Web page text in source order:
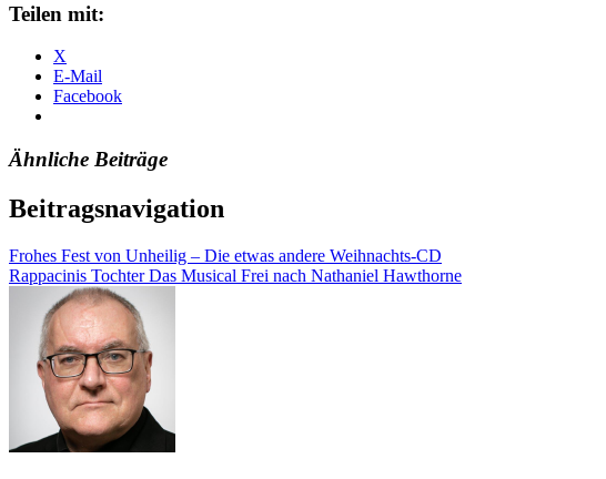
Teilen mit:
X
E-Mail
Facebook
Ähnliche Beiträge
Beitragsnavigation
Frohes Fest von Unheilig – Die etwas andere Weihnachts-CD
Rappacinis Tochter Das Musical Frei nach Nathaniel Hawthorne